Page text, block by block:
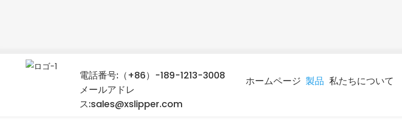
電話番号:（+86）-189-1213-3008
メールアドレ
ス:sales@xslipper.com
ホームページ 製品 私たちについて